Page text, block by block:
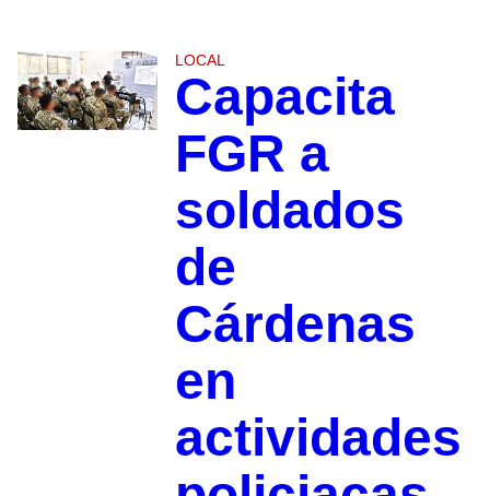
LOCAL
Capacita
FGR a
soldados
de
Cárdenas
en
actividades